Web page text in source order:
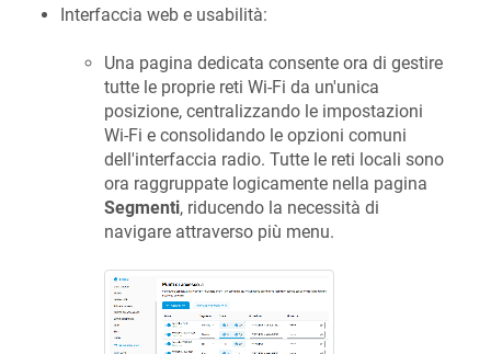
Interfaccia web e usabilità:
Una pagina dedicata consente ora di gestire
tutte le proprie reti Wi-Fi da un'unica
posizione, centralizzando le impostazioni
Wi-Fi e consolidando le opzioni comuni
dell'interfaccia radio. Tutte le reti locali sono
ora raggruppate logicamente nella pagina
Segmenti, riducendo la necessità di
navigare attraverso più menu.